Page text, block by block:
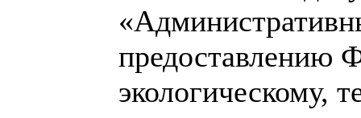
предоставлению
экологическому,